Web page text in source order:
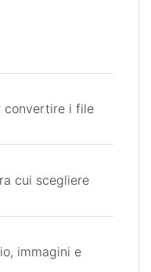
convertire i file
cui scegliere
immagini e